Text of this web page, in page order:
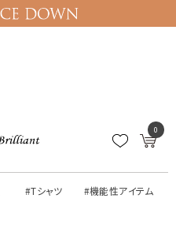
0
マイページ
#Tシャツ #機能性アイテム